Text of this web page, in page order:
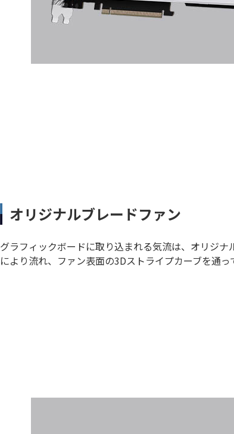
オリジナルブレードファン
グラフィックボードに取り込まれる気流は、オリジナ
により流れ、ファン表面の3Dストライプカーブを通っ